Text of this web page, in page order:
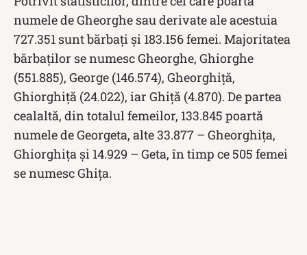
numele de Gheorghe sau derivate ale acestuia
727.351 sunt bărbaţi şi 183.156 femei. Majoritatea
bărbaţilor se numesc Gheorghe, Ghiorghe
(551.885), George (146.574), Gheorghiţă,
Ghiorghiţă (24.022), iar Ghiţă (4.870). De partea
cealaltă, din totalul femeilor, 133.845 poartă
numele de Georgeta, alte 33.877 – Gheorghiţa,
Ghiorghiţa şi 14.929 – Geta, în timp ce 505 femei
se numesc Ghiţa.